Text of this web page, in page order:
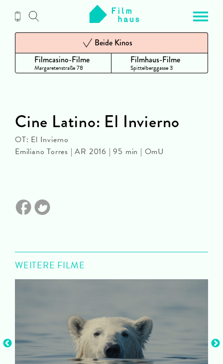
Inhalt
Filmcasino-Filme
Margaretenstraße 78
Beide Kinos
Filmhaus-Filme
Spittelberggasse 3
Cine Latino: El Invierno
OT: El Invierno
Emiliano Torres | AR 2016 | 95 min | OmU
WEITERE FILME